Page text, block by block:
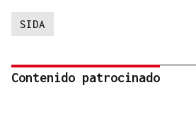
SIDA
Contenido patrocinado